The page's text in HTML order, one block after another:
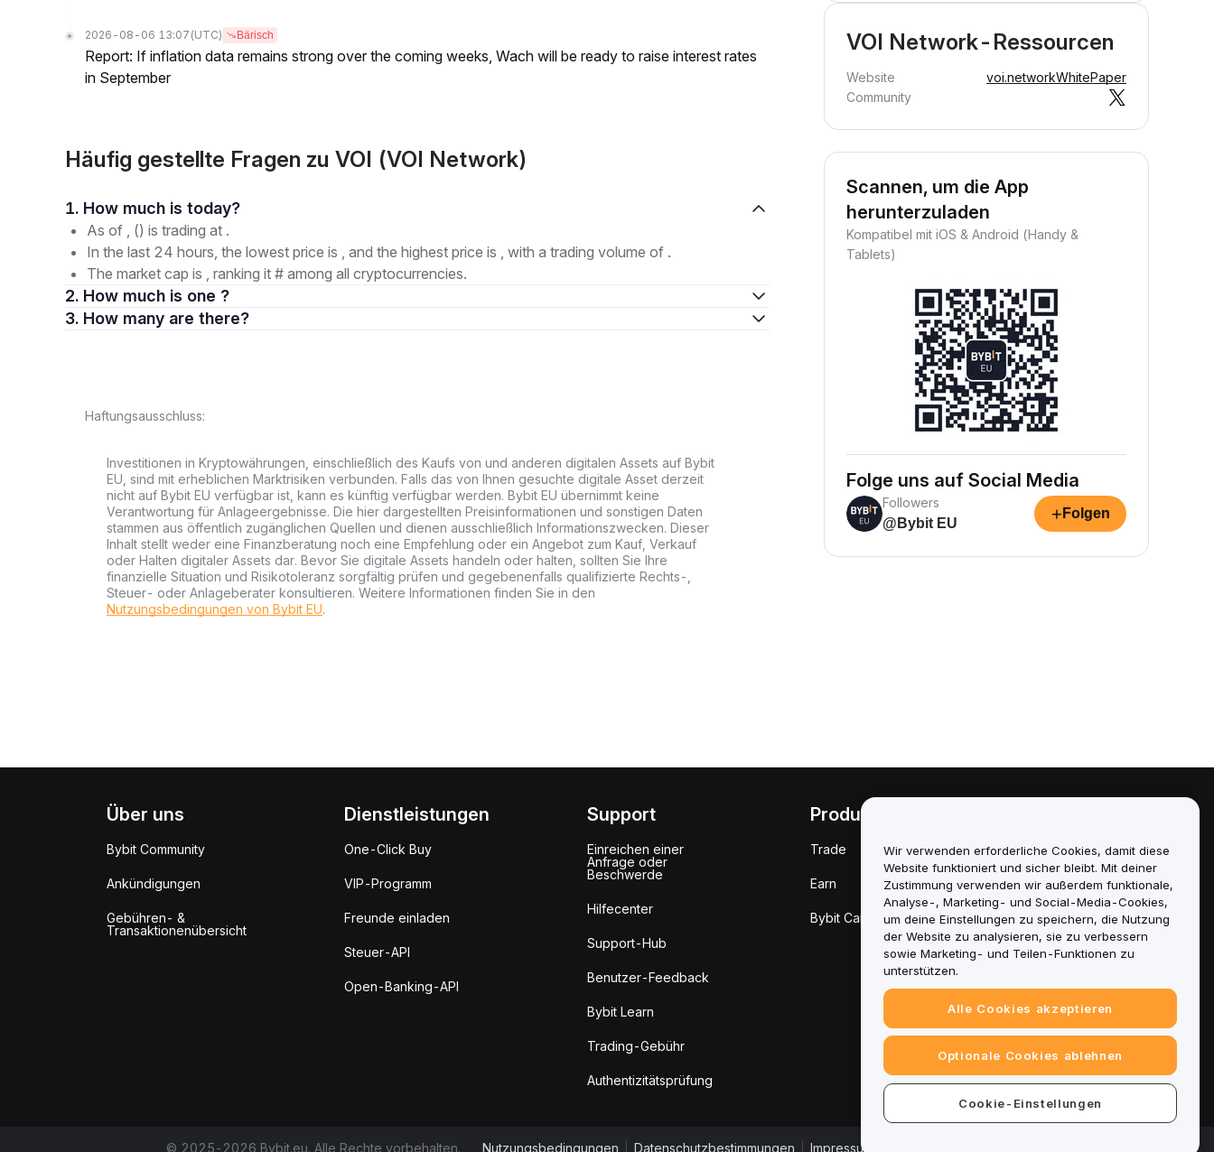
2026-08-06 13:07 (UTC) Bärisch
Report: If inflation data remains strong over the coming weeks, Wach will be ready to raise interest rates
in September
Häufig gestellte Fragen zu VOI (VOI Network)
1. How much is today?
As of , () is trading at .
In the last 24 hours, the lowest price is , and the highest price is , with a trading volume of .
The market cap is , ranking it # among all cryptocurrencies.
2. How much is one ?
3. How many are there?
Haftungsausschluss:
Investitionen in Kryptowährungen, einschließlich des Kaufs von und anderen digitalen Assets auf Bybit
EU, sind mit erheblichen Marktrisiken verbunden. Falls das von Ihnen gesuchte digitale Asset derzeit
nicht auf Bybit EU verfügbar ist, kann es künftig verfügbar werden. Bybit EU übernimmt keine
Verantwortung für Anlageergebnisse. Die hier dargestellten Preisinformationen und sonstigen Daten
stammen aus öffentlich zugänglichen Quellen und dienen ausschließlich Informationszwecken. Dieser
Inhalt stellt weder eine Finanzberatung noch eine Empfehlung oder ein Angebot zum Kauf, Verkauf
oder Halten digitaler Assets dar. Bevor Sie digitale Assets handeln oder halten, sollten Sie Ihre
finanzielle Situation und Risikotoleranz sorgfältig prüfen und gegebenenfalls qualifizierte Rechts-,
Steuer- oder Anlageberater konsultieren. Weitere Informationen finden Sie in den
Nutzungsbedingungen von Bybit EU.
VOI Network-Ressourcen
Website voi.networkWhitePaper
Community
Scannen, um die App
herunterzuladen
Kompatibel mit iOS & Android (Handy &
Tablets)
Folge uns auf Social Media
Followers
@Bybit EU
+ Folgen
Über uns
Bybit Community
Ankündigungen
Gebühren- &
Transaktionenübersicht
Dienstleistungen
One-Click Buy
VIP-Programm
Freunde einladen
Steuer-API
Open-Banking-API
Support
Einreichen einer
Anfrage oder
Beschwerde
Hilfecenter
Support-Hub
Benutzer-Feedback
Bybit Learn
Trading-Gebühr
Authentizitätsprüfung
Produkte
Trade
Earn
Bybit Card
Richtlinie zu
Interessenkonflikten
Zusammenfassung
der Verwahrungs-
und
Verwaltungsrichtlinie
Krypto-Asset-
Whitepaper
© 2025-2026 Bybit.eu. Alle Rechte vorbehalten. Nutzungsbedingungen Datenschutzbestimmungen Impressum
Wir verwenden erforderliche Cookies, damit diese
Website funktioniert und sicher bleibt. Mit deiner
Zustimmung verwenden wir außerdem funktionale,
Analyse-, Marketing- und Social-Media-Cookies,
um deine Einstellungen zu speichern, die Nutzung
der Website zu analysieren, sie zu verbessern
sowie Marketing- und Teilen-Funktionen zu
unterstützen.
Alle Cookies akzeptieren
Optionale Cookies ablehnen
Cookie-Einstellungen